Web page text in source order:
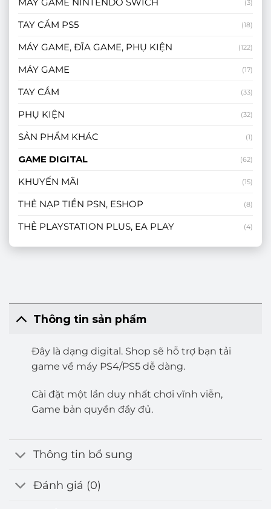
(3)
TAY CẦM PS5 (18)
MÁY GAME, ĐĨA GAME, PHỤ KIỆN (122)
MÁY GAME (17)
TAY CẦM (33)
PHỤ KIỆN (32)
SẢN PHẨM KHÁC (1)
GAME DIGITAL (62)
KHUYẾN MÃI (15)
THẺ NẠP TIỀN PSN, ESHOP (8)
THẺ PLAYSTATION PLUS, EA PLAY (4)
Thông tin sản phẩm
Đây là dạng digital. Shop sẽ hỗ trợ bạn tải
game về máy PS4/PS5 dễ dàng.
Cài đặt một lần duy nhất chơi vĩnh viễn,
Game bản quyền đầy đủ.
Thông tin bổ sung
Đánh giá (0)